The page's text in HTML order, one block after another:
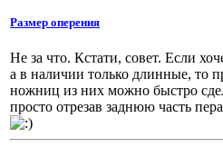
Размер оперения
Не за что. Кстати, совет. Если
а в наличии только длинные, то
ножниц из них можно быстро
просто отрезав заднюю часть